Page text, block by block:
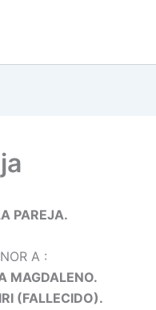
PAREJA.
A :
MAGDALENO.
(FALLECIDO).